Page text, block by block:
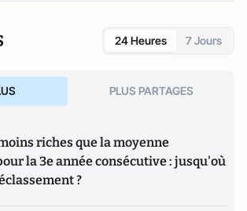
24 Heures 7 Jours
PLUS PARTAGES
riches que la moyenne
la 3e année consécutive : jusqu'où
?